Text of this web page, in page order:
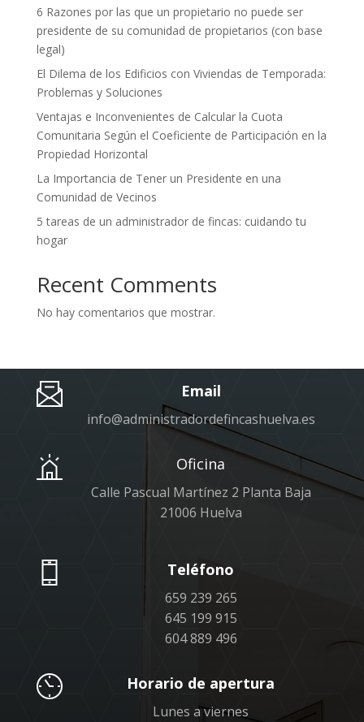
6 Razones por las que un propietario no puede ser
presidente de su comunidad de propietarios (con base
legal)
El Dilema de los Edificios con Viviendas de Temporada:
Problemas y Soluciones
Ventajas e Inconvenientes de Calcular la Cuota
Comunitaria Según el Coeficiente de Participación en la
Propiedad Horizontal
La Importancia de Tener un Presidente en una
Comunidad de Vecinos
5 tareas de un administrador de fincas: cuidando tu
hogar
Recent Comments
No hay comentarios que mostrar.
Email
info@administradordefincashuelva.es
Oficina
Calle Pascual Martínez 2 Planta Baja
21006 Huelva
Teléfono
659 239 265
645 199 915
604 889 496
Horario de apertura
Lunes a viernes